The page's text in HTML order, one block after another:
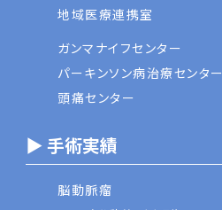
地域医療連携室
ガンマナイフセンター
パーキンソン病治療センター
頭痛センター
▶ 手術実績
脳動脈瘤